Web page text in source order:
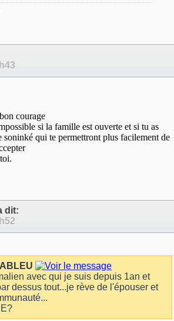
courage
si la famille est ouverte et si tu as
soninké qui te permettront plus facilement de
dit:
avec qui je suis depuis 1an et
dessus tout...je rève de l'épouser et